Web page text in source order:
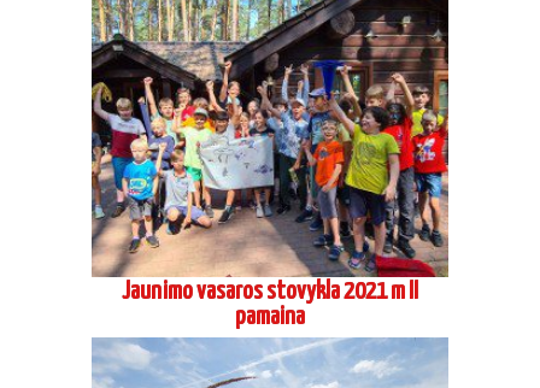
Jaunimo vasaros stovykla 2021 m II
pamaina